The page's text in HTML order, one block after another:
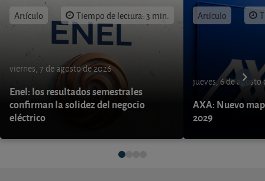
Artículo Tiempo de lectura: 3 min.
viernes, 7 de agosto de 2026
Enel: los resultados semestrales
confirman la solidez del negocio
eléctrico
Artículo
jueves, 6 de agosto
AXA: Nuevo
2029